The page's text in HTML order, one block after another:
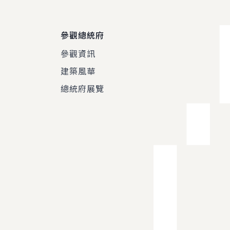
參觀總統府
參觀資訊
建築風華
總統府展覽